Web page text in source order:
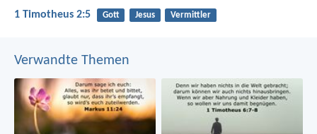
1 Timotheus 2:5 Gott Jesus Vermittler
Verwandte Themen